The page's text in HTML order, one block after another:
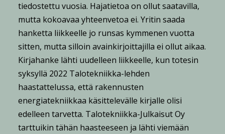
tiedostettu vuosia. Hajatietoa on ollut saatavilla,
mutta kokoavaa yhteenvetoa ei. Yritin saada
hanketta liikkeelle jo runsas kymmenen vuotta
sitten, mutta silloin avainkirjoittajilla ei ollut aikaa.
Kirjahanke lähti uudelleen liikkeelle, kun totesin
syksyllä 2022 Talotekniikka-lehden
haastattelussa, että rakennusten
energiatekniikkaa käsittelevälle kirjalle olisi
edelleen tarvetta. Talotekniikka-Julkaisut Oy
tarttuikin tähän haasteeseen ja lähti viemään